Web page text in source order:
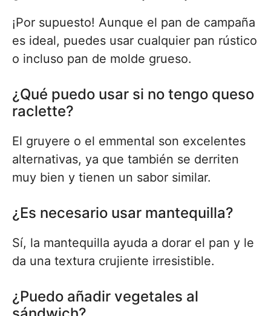
¡Por supuesto! Aunque el pan de campaña
es ideal, puedes usar cualquier pan rústico
o incluso pan de molde grueso.
¿Qué puedo usar si no tengo queso
raclette?
El gruyere o el emmental son excelentes
alternativas, ya que también se derriten
muy bien y tienen un sabor similar.
¿Es necesario usar mantequilla?
Sí, la mantequilla ayuda a dorar el pan y le
da una textura crujiente irresistible.
¿Puedo añadir vegetales al